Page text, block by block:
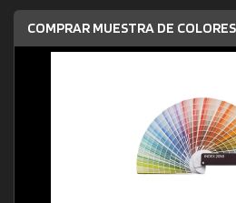
COMPRAR MUESTRA DE